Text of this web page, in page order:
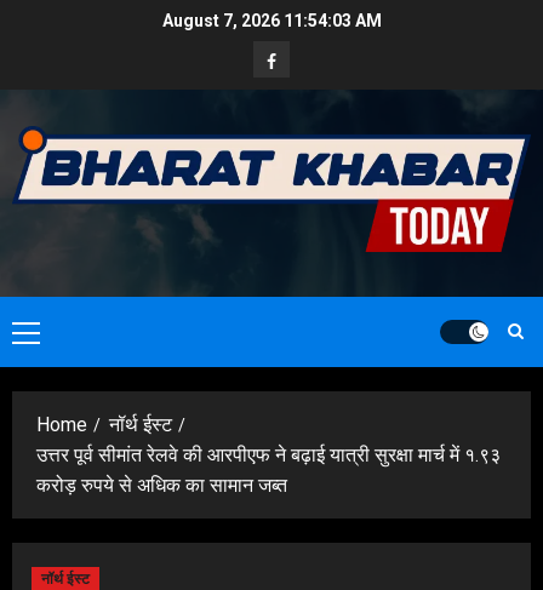
August 7, 2026 11:54:04 AM
Facebook
Primary
Menu
Home
नॉर्थ ईस्ट
उत्तर पूर्व सीमांत रेलवे की आरपीएफ ने बढ़ाई यात्री सुरक्षा मार्च में १.९३
करोड़ रुपये से अधिक का सामान जब्त
नॉर्थ ईस्ट